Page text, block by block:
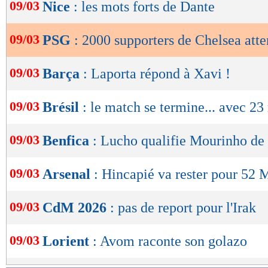
de
OK
09/03 Nice : les mots forts de Dante
09/03 PSG : 2000 supporters de Chelsea
09/03 Barça : Laporta répond à Xavi !
09/03 Brésil : le match se termine... avec 23
09/03 Benfica : Lucho qualifie Mourinho
09/03 Arsenal : Hincapié va rester pour 52
09/03 CdM 2026 : pas de report pour l'Irak
09/03 Lorient : Avom raconte son golazo